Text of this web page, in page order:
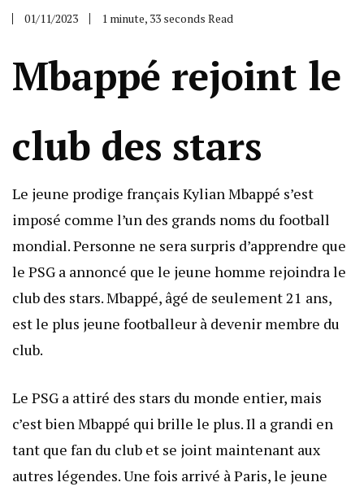
01/11/2023 1 minute, 33 seconds Read
Mbappé rejoint le
club des stars
Le jeune prodige français Kylian Mbappé s’est
imposé comme l’un des grands noms du football
mondial. Personne ne sera surpris d’apprendre que
le PSG a annoncé que le jeune homme rejoindra le
club des stars. Mbappé, âgé de seulement 21 ans,
est le plus jeune footballeur à devenir membre du
club.
Le PSG a attiré des stars du monde entier, mais
c’est bien Mbappé qui brille le plus. Il a grandi en
tant que fan du club et se joint maintenant aux
autres légendes. Une fois arrivé à Paris, le jeune